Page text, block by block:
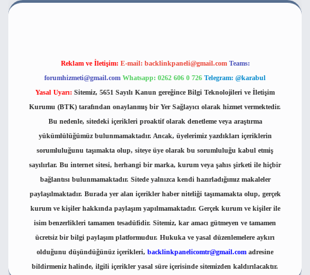
Reklam ve İletişim: E-mail: backlinkpaneli@gmail.com Teams:
forumhizmeti@gmail.com Whatsapp: 0262 606 0 726 Telegram: @karabul
Yasal Uyarı: Sitemiz, 5651 Sayılı Kanun gereğince Bilgi Teknolojileri ve İletişim
Kurumu (BTK) tarafından onaylanmış bir Yer Sağlayıcı olarak hizmet vermektedir.
Bu nedenle, sitedeki içerikleri proaktif olarak denetleme veya araştırma
yükümlülüğümüz bulunmamaktadır. Ancak, üyelerimiz yazdıkları içeriklerin
sorumluluğunu taşımakta olup, siteye üye olarak bu sorumluluğu kabul etmiş
sayılırlar. Bu internet sitesi, herhangi bir marka, kurum veya şahıs şirketi ile hiçbir
bağlantısı bulunmamaktadır. Sitede yalnızca kendi hazırladığımız makaleler
paylaşılmaktadır. Burada yer alan içerikler haber niteliği taşımamakta olup, gerçek
kurum ve kişiler hakkında paylaşım yapılmamaktadır. Gerçek kurum ve kişiler ile
isim benzerlikleri tamamen tesadüfidir. Sitemiz, kar amacı gütmeyen ve tamamen
ücretsiz bir bilgi paylaşım platformudur. Hukuka ve yasal düzenlemelere aykırı
olduğunu düşündüğünüz içerikleri, backlinkpanelicomtr@gmail.com adresine
bildirmeniz halinde, ilgili içerikler yasal süre içerisinde sitemizden kaldırılacaktır.